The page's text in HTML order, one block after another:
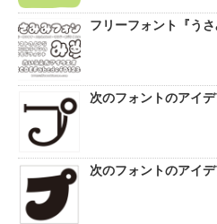
フリーフォント『う
次のフォントのアイデ
次のフォントのアイデ